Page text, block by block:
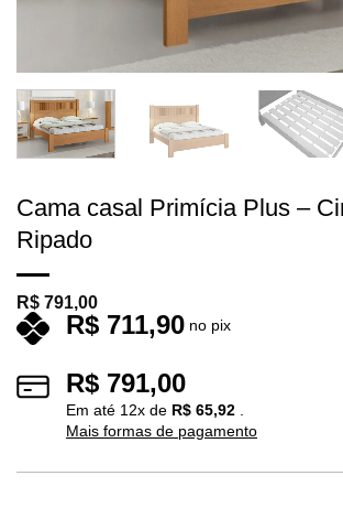
Cama casal Primícia Plus –
Ripado
R$ 791,00
R$ 711,90 no pix
R$ 791,00
Em até 12x de R$ 65,92
Mais formas de pagamento